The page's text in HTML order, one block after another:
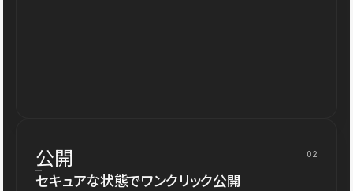
公開 02
セキュアな状態でワンクリック公開